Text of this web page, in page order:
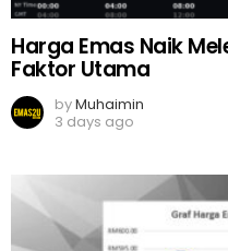
Harga Emas Naik
Faktor Utama
byMuhaimin
3 days ago